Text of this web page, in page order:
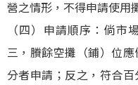
營之情形，不得申請使用
（四）申請順序：倘市
三，賸餘空攤（鋪）位
分者申請；反之，符合